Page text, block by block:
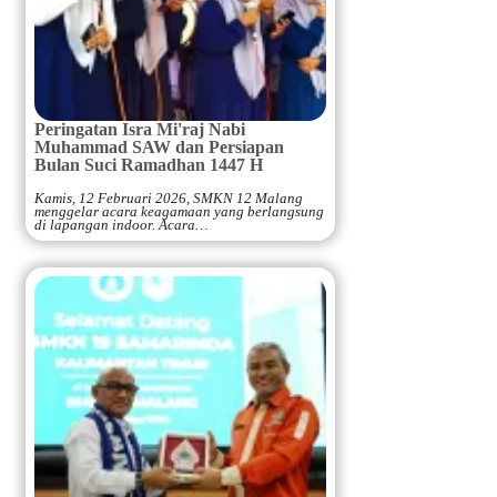
Peringatan Isra Mi'raj Nabi
Muhammad SAW dan Persiapan
Bulan Suci Ramadhan 1447 H
Kamis, 12 Februari 2026, SMKN 12 Malang
menggelar acara keagamaan yang berlangsung
di lapangan indoor. Acara…